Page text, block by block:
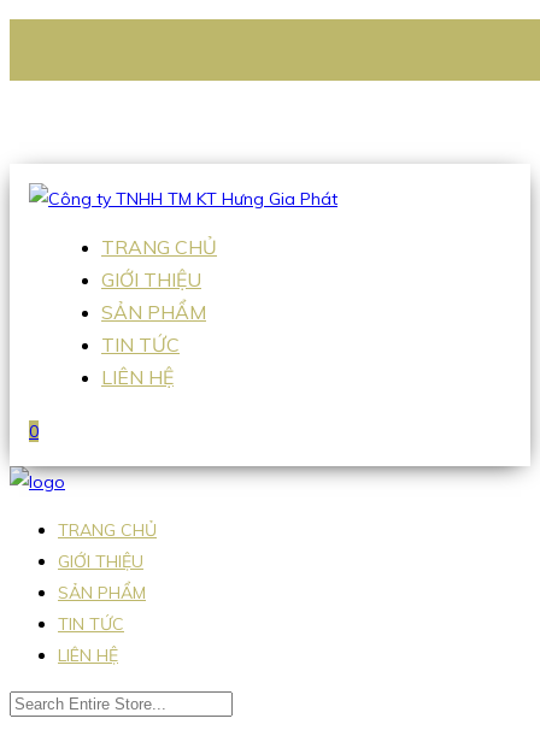
Hotline:0938 336 079
TRANG CHỦ
GIỚI THIỆU
SẢN PHẨM
TIN TỨC
LIÊN HỆ
0
TRANG CHỦ
GIỚI THIỆU
SẢN PHẨM
TIN TỨC
LIÊN HỆ